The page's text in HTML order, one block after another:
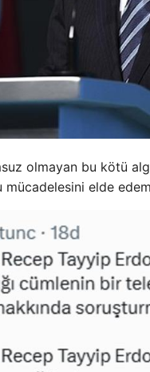
olmayan bu kötü
elde